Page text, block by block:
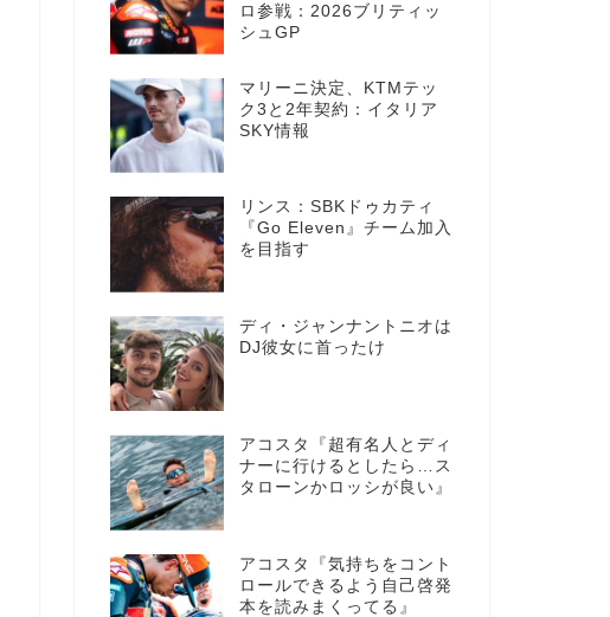
ロ参戦：2026ブリティッ
シュGP
マリーニ決定、KTMテッ
ク3と2年契約：イタリア
SKY情報
リンス：SBKドゥカティ
『Go Eleven』チーム加入
を目指す
ディ・ジャンナントニオは
DJ彼女に首ったけ
アコスタ『超有名人とディ
ナーに行けるとしたら…ス
タローンかロッシが良い』
アコスタ『気持ちをコント
ロールできるよう自己啓発
本を読みまくってる』